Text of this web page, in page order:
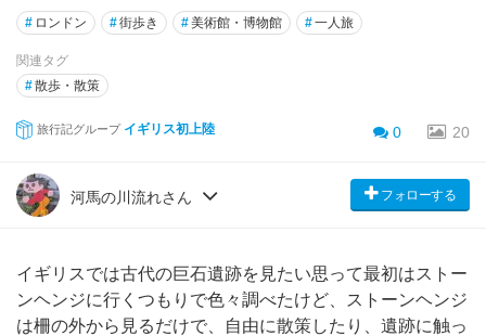
# ロンドン #街歩き #美術館・博物館 #一人旅
関連タグ
#散歩・散策
旅行記グループ イギリス初上陸 0 20
河馬の川流れさん フォローする
イギリスでは古代の巨石遺跡を見たい思って最初はストー
ンヘンジに行くつもりで色々調べたけど、ストーンヘンジ
は柵の外から見るだけで、自由に散策したり、遺跡に触っ